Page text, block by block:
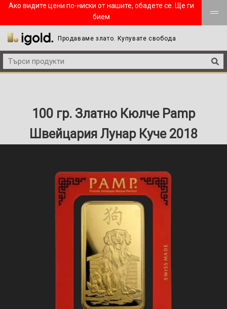
Ако видите цени по-ниски от нашите, обадете се. Ще ги
бием
Продаваме злато. Купувате свобода
100 гр. Златно Кюлче Pamp
Швейцария Лунар Куче 2018